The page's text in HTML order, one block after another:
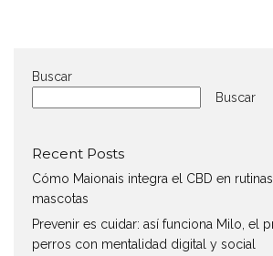
Buscar
Buscar
Recent Posts
Cómo Maionais integra el CBD en
mascotas
Prevenir es cuidar: así funciona Milo, el
perros con mentalidad digital y social